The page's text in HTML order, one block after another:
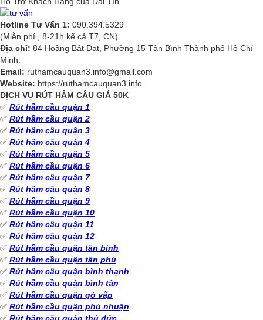
Hotline Tư Vấn 1: 090.394.5329
(Miễn phí , 8-21h kể cả T7, CN)
Địa chỉ: 84 Hoàng Bật Đạt, Phường 15 Tân Bình Thành phố Hồ Chí
Minh.
Email: ruthamcauquan3.info@gmail.com
Website: https://ruthamcauquan3.info
DỊCH VỤ RÚT HẦM CẦU GIÁ 50K
✅ Rút hầm cầu quận 1
✅ Rút hầm cầu quận 2
✅ Rút hầm cầu quận 3
✅ Rút hầm cầu quận 4
✅ Rút hầm cầu quận 5
✅ Rút hầm cầu quận 6
✅ Rút hầm cầu quận 7
✅ Rút hầm cầu quận 8
✅ Rút hầm cầu quận 9
✅ Rút hầm cầu quận 10
✅ Rút hầm cầu quận 11
✅ Rút hầm cầu quận 12
✅ Rút hầm cầu quận tân bình
✅ Rút hầm cầu quận tân phú
✅ Rút hầm cầu quận bình thạnh
✅ Rút hầm cầu quận bình tân
✅ Rút hầm cầu quận gò vấp
✅ Rút hầm cầu quận phú nhuận
✅ Rút hầm cầu quận thủ đức